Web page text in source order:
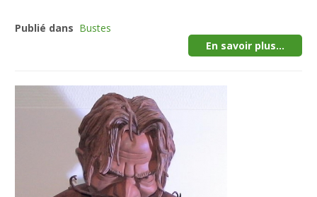
Publié dans Bustes
En savoir plus...